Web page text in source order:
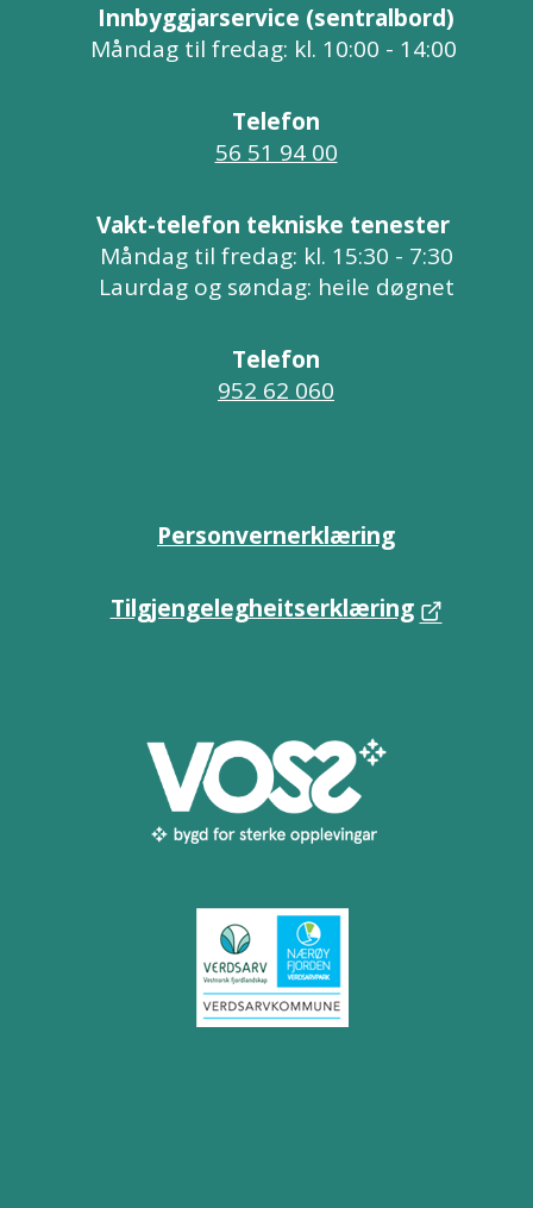
Innbyggjarservice (sentralbord)
Måndag til fredag: kl. 10:00 - 14:00
Telefon
56 51 94 00
Vakt-telefon tekniske tenester
Måndag til fredag: kl. 15:30 - 7:30
Laurdag og søndag: heile døgnet
Telefon
952 62 060
Personvernerklæring
Tilgjengelegheitserklæring